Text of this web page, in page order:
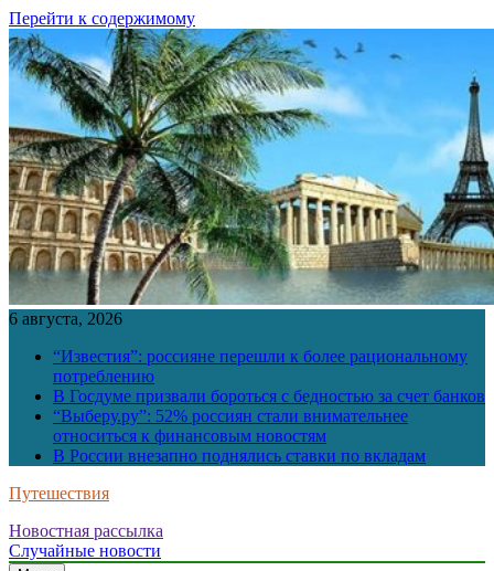
Перейти к содержимому
6 августа, 2026
“Известия”: россияне перешли к более рациональному
потреблению
В Госдуме призвали бороться с бедностью за счет банков
“Выберу.ру”: 52% россиян стали внимательнее
относиться к финансовым новостям
В России внезапно поднялись ставки по вкладам
Путешествия
Новостная рассылка
Случайные новости